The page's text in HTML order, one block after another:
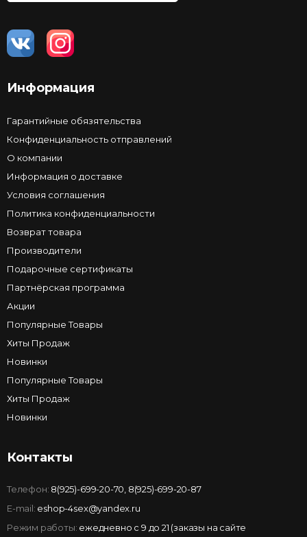
Информация
Гарантийные обязятельства
Конфиденциальность отправлений
О компании
Информация о доставке
Условия соглашения
Политика конфиденциальности
Возврат товара
Производители
Подарочные сертификаты
Партнёрская программа
Акции
Популярные Товары
Хиты Продаж
Новинки
Популярные Товары
Хиты Продаж
Новинки
Контакты
Телефон: 8(925)-699-20-70 8(925)-699-20-87
E-mail: eshop-4sex@yandex.ru
Режим работы: ежедневно с 9 до 21 (заказы на сайте